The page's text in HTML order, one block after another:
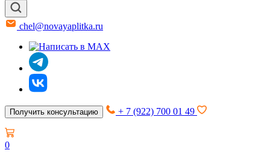
chel@novayaplitka.ru
Получить консультацию + 7 (922) 700 01 49
0